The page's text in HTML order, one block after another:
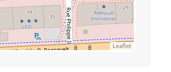
Leaflet